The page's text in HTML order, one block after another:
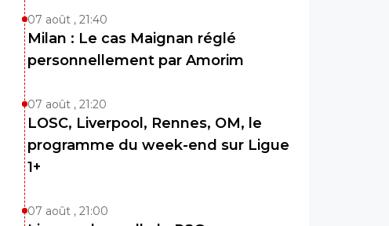
07 août , 21:40
Milan : Le cas Maignan réglé
personnellement par Amorim
07 août , 21:20
LOSC, Liverpool, Rennes, OM, le
programme du week-end sur Ligue
1+
07 août , 21:00